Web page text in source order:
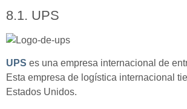
8.1. UPS
UPS es una empresa internacional de
Esta empresa de logística internacional
Estados Unidos.